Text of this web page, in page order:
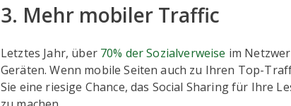
3. Mehr mobiler Traffic
Letztes Jahr, über 70% der Sozialverweise im
Geräten. Wenn mobile Seiten auch zu Ihren Top-
Sie eine riesige Chance, das Social Sharing für Ihre